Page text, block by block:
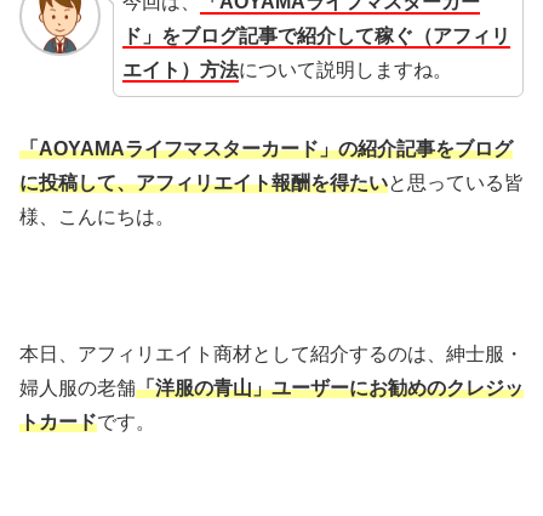
ド」をブログ記事で紹介して稼ぐ（アフィリ
エイト）方法について説明しますね。
「AOYAMAライフマスターカード」の紹介記事をブログ
に投稿して、アフィリエイト報酬を得たいと思っている皆
様、こんにちは。
本日、アフィリエイト商材として紹介するのは、紳士服・
婦人服の老舗「洋服の青山」ユーザーにお勧めのクレジッ
トカードです。